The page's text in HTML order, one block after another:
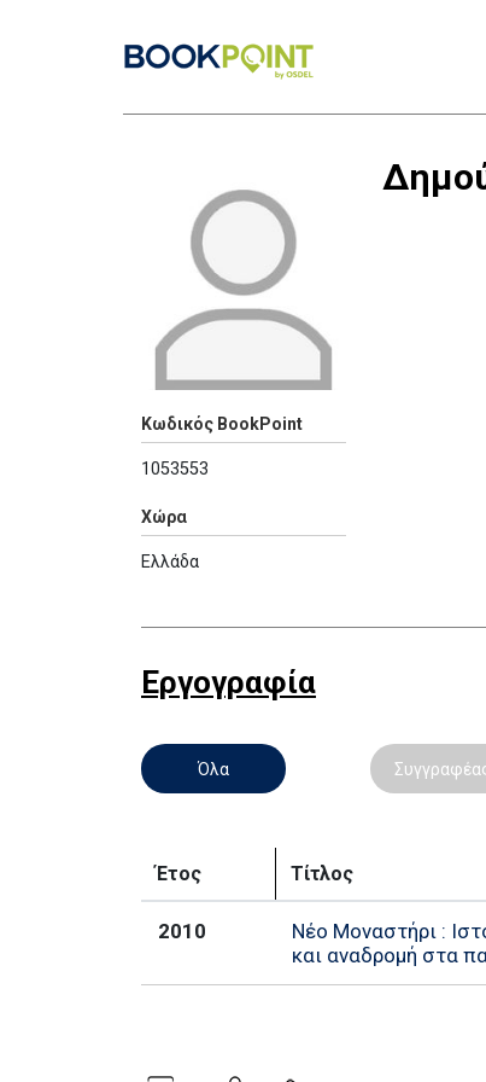
Κωδικός BookPoint
1053553
Χώρα
Ελλάδα
Εργογραφία
Όλα
Έτος Τίτλος
2010
Νέο Μοναστήρι :
και αναδρομή στα